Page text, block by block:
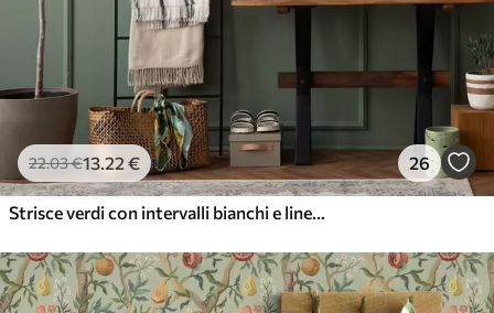
22.03€13.22 € 26
Strisce verdi con intervalli bianchi e linee sottili